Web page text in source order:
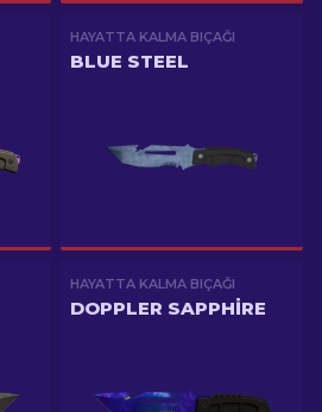
HAYATTA KALMA BIÇAĞI
BLUE STEEL
HAYATTA KALMA BIÇAĞI
DOPPLER SAPPHIRE